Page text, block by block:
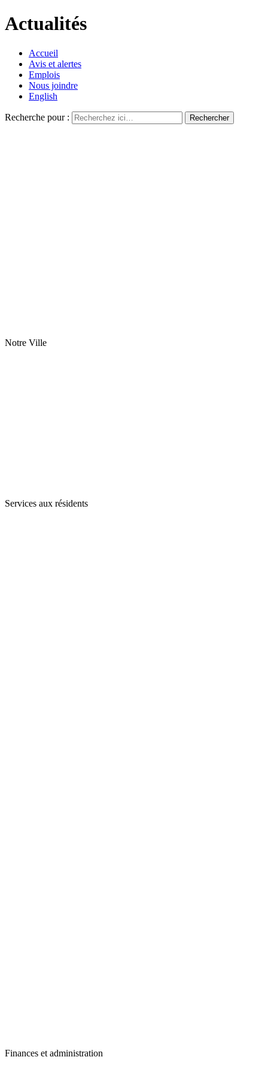
Actualités
Accueil
Avis et alertes
Emplois
Nous joindre
English
Recherche pour :
Notre Ville
Services aux résidents
Finances et administration